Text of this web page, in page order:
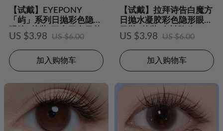
【试戴】EYEPONY
「屿」系列日抛彩色隐形
眼镜2片装-四十四次日落
US $3.98 US $6.00
加入购物车
【试戴】拉拜诗告白魔方
日抛水凝胶彩色隐形眼镜
日抛2片装-女神降临
US $3.98 US $6.00
加入购物车